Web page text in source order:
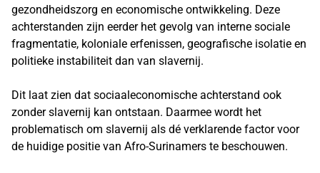
gezondheidszorg en economische ontwikkeling. Deze
achterstanden zijn eerder het gevolg van interne sociale
fragmentatie, koloniale erfenissen, geografische isolatie en
politieke instabiliteit dan van slavernij.
Dit laat zien dat sociaaleconomische achterstand ook
zonder slavernij kan ontstaan. Daarmee wordt het
problematisch om slavernij als dé verklarende factor voor
de huidige positie van Afro-Surinamers te beschouwen.